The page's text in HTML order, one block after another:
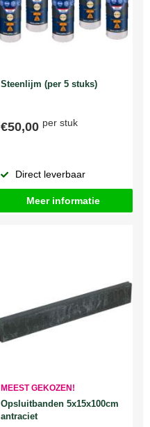
Steenlijm (per 5 stuks)
€50,00 per stuk
Direct leverbaar
Meer informatie
MEEST GEKOZEN!
Opsluitbanden 5x15x100cm
antraciet